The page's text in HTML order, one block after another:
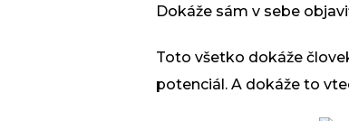
Dokáže sám v sebe
Toto všetko dokáže
potenciál. A dokáže to